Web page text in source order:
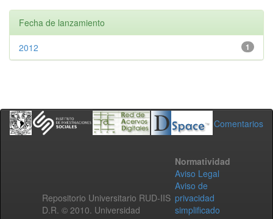
Fecha de lanzamiento
1
2012
Comentarios
Repositorio Universitario RUD-IIS
D.R. © 2010. Universidad
Normatividad
Aviso Legal
Aviso de
privacidad
simplificado